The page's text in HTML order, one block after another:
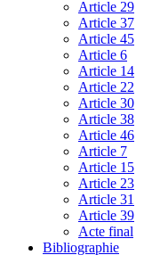
Article 29
Article 37
Article 45
Article 6
Article 14
Article 22
Article 30
Article 38
Article 46
Article 7
Article 15
Article 23
Article 31
Article 39
Acte final
Bibliographie